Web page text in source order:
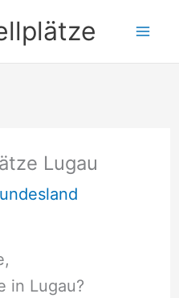
Lugau
in Lugau?